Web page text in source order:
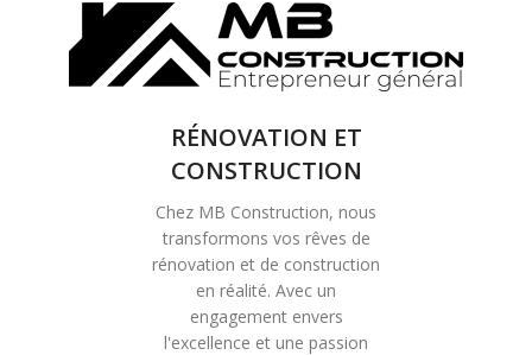
SOLUTIONS DE
RÉNOVATION
COMPLÈTE
RÉNOVATION ET
CONSTRUCTION
Chez MB Construction, nous
transformons vos rêves de
rénovation et de construction
en réalité. Avec un
engagement envers
l'excellence et une passion